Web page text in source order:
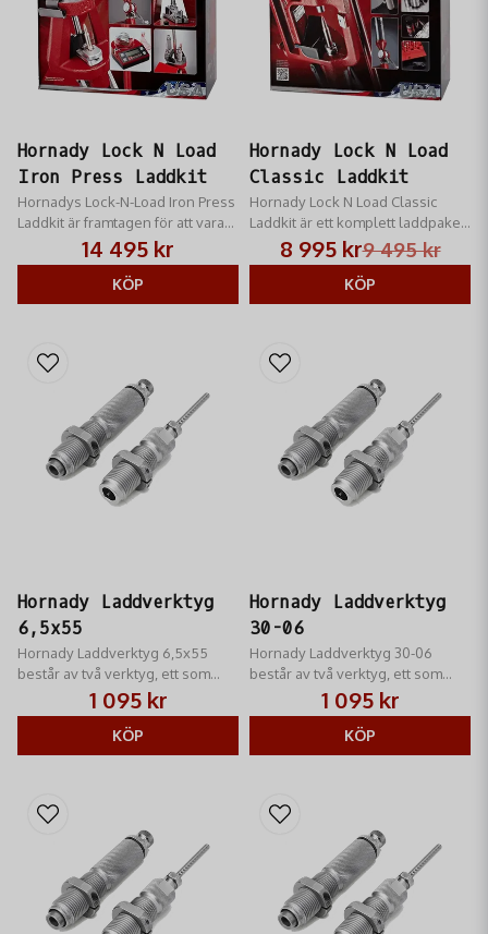
Hornady Lock N Load
Iron Press Laddkit
Hornadys Lock-N-Load Iron Press
Laddkit är framtagen för att vara
den stabilaste pressen sin klass
14 495 kr
KÖP
Hornady Lock N Load
Classic Laddkit
Hornady Lock N Load Classic
Laddkit är ett komplett laddpaket
som du bara kompletterar med
verktyg och hylshållare för din
9 495 kr
8 995 kr
KÖP
Hornady Laddverktyg
6,5x55
Hornady Laddverktyg 6,5x55
består av två verktyg, ett som
helkalibrerar hylsan samt stöter
ut tändhatten och ett som sätter i
1 095 kr
KÖP
Hornady Laddverktyg
30-06
Hornady Laddverktyg 30-06
består av två verktyg, ett som
helkalibrerar hylsan samt stöter
ut tändhatten och ett som sätter i
1 095 kr
KÖP